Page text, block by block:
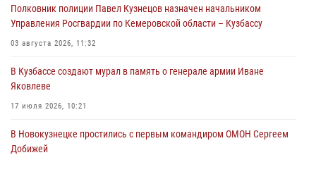
05 августа 2026, 07:45
Полковник полиции Павел Кузнецов назначен начальником
Управления Росгвардии по Кемеровской области – Кузбассу
03 августа 2026, 11:32
В Кузбассе создают мурал в память о генерале армии Иване
Яковлеве
17 июля 2026, 10:21
В Новокузнецке простились с первым командиром ОМОН Сергеем
Добижей